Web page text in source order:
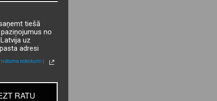
tiešā
no
uz
adresi
noteikumi |
RATU